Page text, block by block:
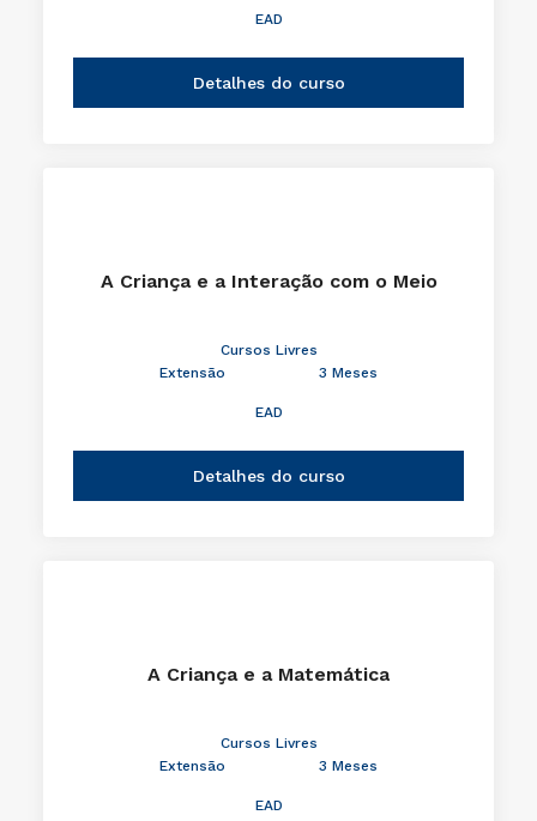
EAD
Detalhes do curso
A Criança e a Interação com o Meio
Cursos Livres
Extensão
3 Meses
EAD
Detalhes do curso
A Criança e a Matemática
Cursos Livres
Extensão
3 Meses
EAD